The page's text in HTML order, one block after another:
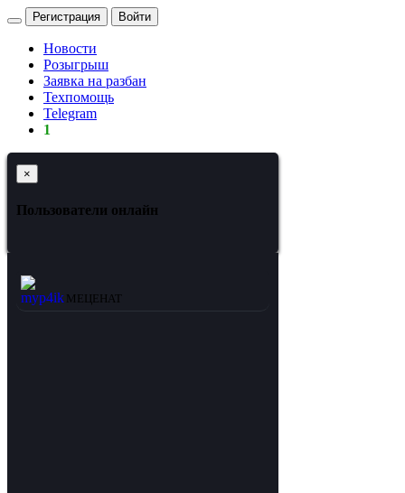
Регистрация Войти
Новости
Розыгрыш
Заявка на разбан
Техпомощь
Telegram
1
×
Пользователи онлайн
МЕЦЕНАТ